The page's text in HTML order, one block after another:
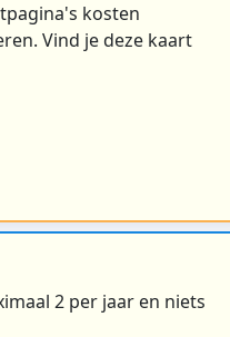
kosten
Vind je deze kaart
2 per jaar en niets